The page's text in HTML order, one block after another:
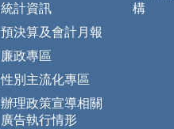
統計資訊
預決算及會計月報
廉政專區
性別主流化專區
辦理政策宣導相關
廣告執行情形
構